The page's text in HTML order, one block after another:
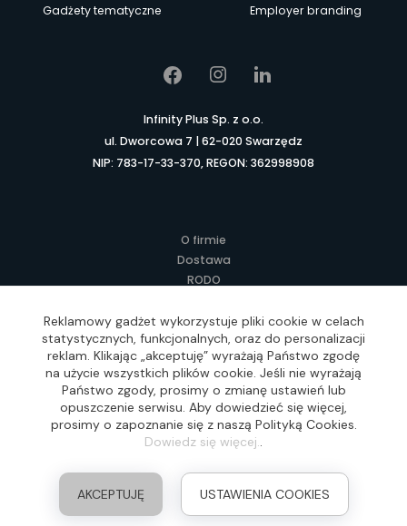
Gadżety tematyczne
Employer branding
Infinity Plus Sp. z o.o.
ul. Dworcowa 7 | 62-020 Swarzędz
NIP: 783-17-33-370, REGON: 362998908
O firmie
Dostawa
RODO
Regulamin
Lokalne Gadżety Reklamowe
Jak zamawiać?
Słownik pojęć
FAQ
Realizacja: Idea4Me.pl, Wszelkie prawa zastrzeżone
Reklamowy gadżet wykorzystuje pliki cookie w celach
statystycznych, funkcjonalnych, oraz do personalizacji
reklam. Klikając „akceptuję” wyrażają Państwo zgodę
na użycie wszystkich plików cookie. Jeśli nie wyrażają
Państwo zgody, prosimy o zmianę ustawień lub
opuszczenie serwisu. Aby dowiedzieć się więcej,
prosimy o zapoznanie się z naszą Polityką Cookies.
Dowiedz się więcej..
AKCEPTUJĘ USTAWIENIA COOKIES